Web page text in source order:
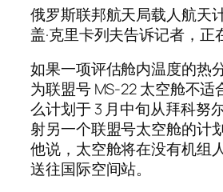
俄罗斯联邦航天局载人航天
盖·克里卡列夫告诉记者，正
如果一项评估舱内温度的热
为联盟号 MS-22 太空舱不适
么计划于 3 月中旬从拜科努
射另一个联盟号太空舱的计
他说，太空舱将在没有机组
送往国际空间站。